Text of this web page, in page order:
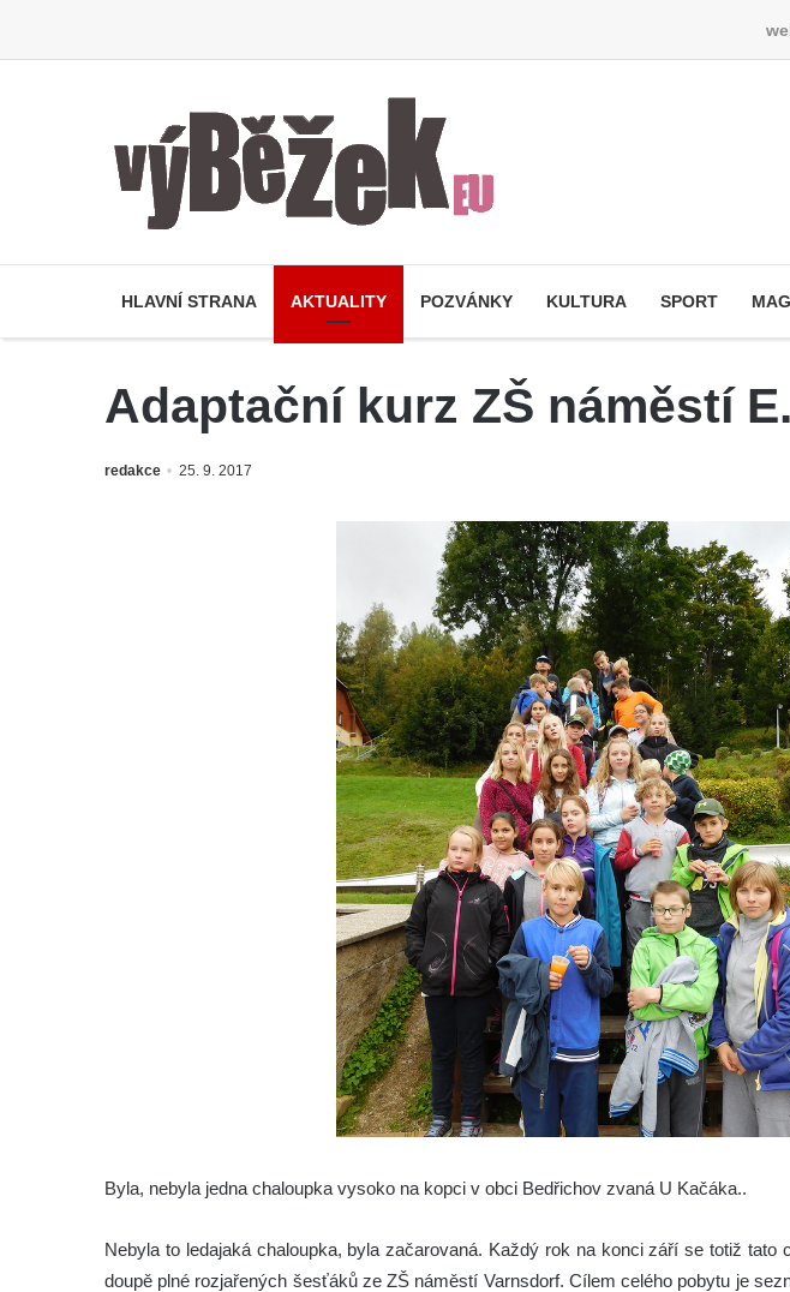
HLAVNÍ STRANA AKTUALITY POZVÁNKY KULTURA SPORT
Adaptační kurz ZŠ náměstí
redakce 25. 9. 2017
Byla, nebyla jedna chaloupka vysoko na kopci v obci Bedřichov zvaná U Kačáka..
Nebyla to ledajaká chaloupka, byla začarovaná. Každý rok na konci září se totiž tato
doupě plné rozjařených šesťáků ze ZŠ náměstí Varnsdorf. Cílem celého pobytu je